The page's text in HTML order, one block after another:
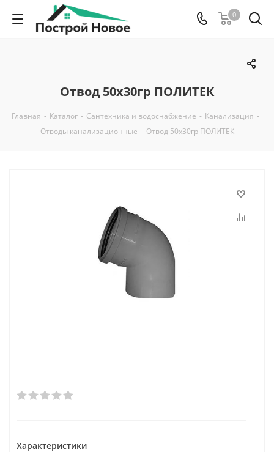
0
Отвод 50х30гр ПОЛИТЕК
Главная - Каталог - Сантехника и водоснабжение - Канализация -
Отводы канализационные - Отвод 50х30гр ПОЛИТЕК
Характеристики